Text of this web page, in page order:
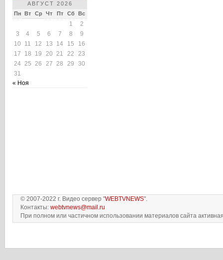
АВГУСТ 2026
Пн Вт Ср Чт Пт Сб Вс
1
2
3
4 5 6 7 8
9
10
11 12 13 14 15
16
17
18 19 20 21 22
23
24 25 26 27 28 29
30
31
« Ноя
© 2007-2022 г. Видео сервер "WEBTVNEWS".
Контакты: webtvnews@mail.ru
При полном или частичном использовании материалов сайта